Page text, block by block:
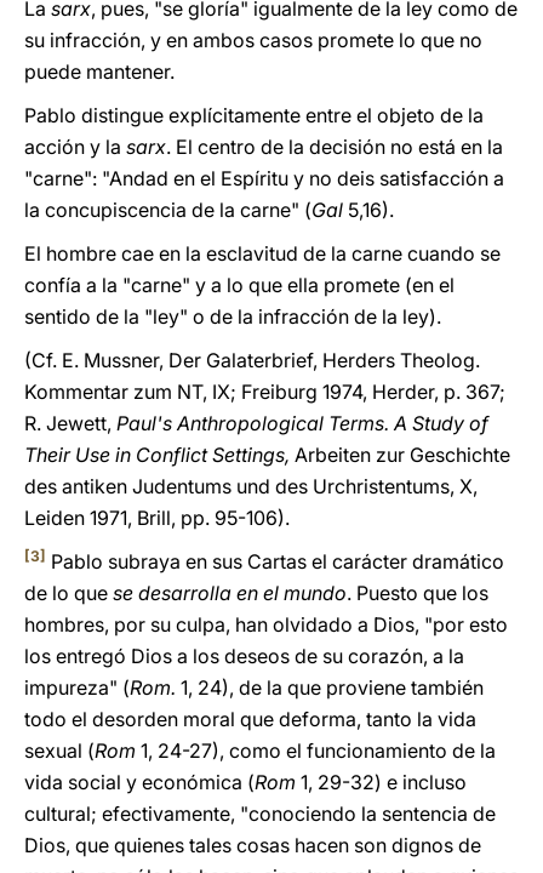
La sarx, pues, "se gloría" igualmente de la ley como de
su infracción, y en ambos casos promete lo que no
puede mantener.
Pablo distingue explícitamente entre el objeto de la
acción y la sarx. El centro de la decisión no está en la
"carne": "Andad en el Espíritu y no deis satisfacción a
la concupiscencia de la carne" (Gal 5,16).
El hombre cae en la esclavitud de la carne cuando se
confía a la "carne" y a lo que ella promete (en el
sentido de la "ley" o de la infracción de la ley).
(Cf. E. Mussner, Der Galaterbrief, Herders Theolog.
Kommentar zum NT, IX; Freiburg 1974, Herder, p. 367;
R. Jewett, Paul's Anthropological Terms. A Study of
Their Use in Conflict Settings, Arbeiten zur Geschichte
des antiken Judentums und des Urchristentums, X,
Leiden 1971, Brill, pp. 95-106).
[3] Pablo subraya en sus Cartas el carácter dramático
de lo que se desarrolla en el mundo. Puesto que los
hombres, por su culpa, han olvidado a Dios, "por esto
los entregó Dios a los deseos de su corazón, a la
impureza" (Rom. 1, 24), de la que proviene también
todo el desorden moral que deforma, tanto la vida
sexual (Rom 1, 24-27), como el funcionamiento de la
vida social y económica (Rom 1, 29-32) e incluso
cultural; efectivamente, "conociendo la sentencia de
Dios, que quienes tales cosas hacen son dignos de